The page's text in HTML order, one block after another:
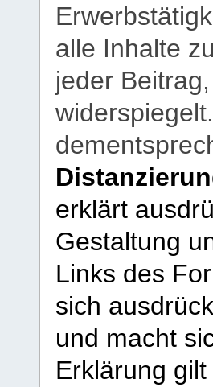
alle Inhalte
jeder
erklärt
Gestaltung
Links des
sich
und macht
Erklärung